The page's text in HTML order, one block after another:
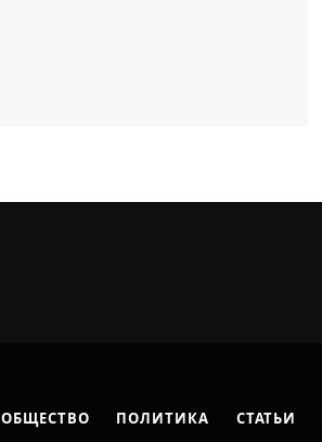
ОБЩЕСТВО ПОЛИТИКА СТАТЬИ